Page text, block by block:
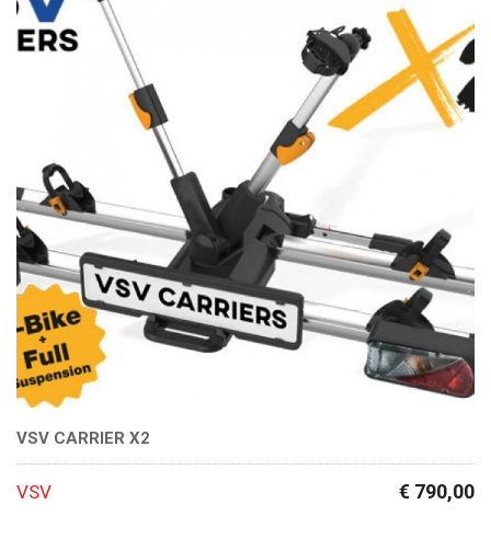
VSV CARRIER X2
VSV € 790,00